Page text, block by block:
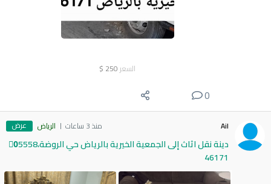
السعر 250
$
0
Ail منذ 3 ساعات الرياض عرض
دينة نقل اثاث إلى الجمعية الخيرية بالرياض حي الروضة،0َ5558
46171